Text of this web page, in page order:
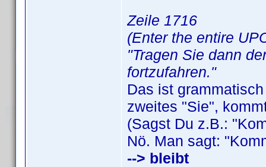
Zeile 1716
(Enter the entire
"Tragen Sie dann
fortzufahren."
Das ist
zweites "Sie",
(Sagst Du z.B.:
Nö. Man sagt:
--> bleibt